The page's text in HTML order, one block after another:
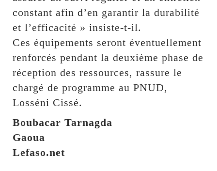
constant afin d’en garantir la durabilité
et l’efficacité » insiste-t-il.
Ces équipements seront éventuellement
renforcés pendant la deuxième phase de
réception des ressources, rassure le
chargé de programme au PNUD,
Losséni Cissé.
Boubacar Tarnagda
Gaoua
Lefaso.net